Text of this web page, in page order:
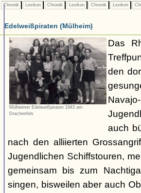
Chronik Lexikon Chronik Lexikon Chronik Lexikon
Edelweißpiraten (Mülheim)
Mülheimer Edelweißpiraten 1943 am
Drachenfels
Das
den
auch
nach den alliierten
Jugendlichen Schiffstouren,
gemeinsam bis zum
singen, bisweilen aber auch